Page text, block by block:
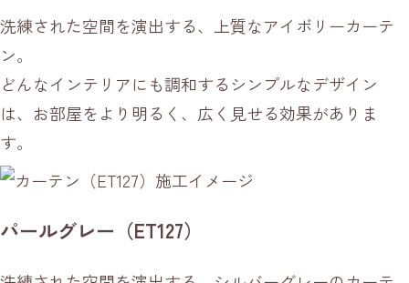
洗練された空間を演出する、上質なアイボリーカーテ
ン。
どんなインテリアにも調和するシンプルなデザイン
は、お部屋をより明るく、広く見せる効果がありま
す。
パールグレー（ET127）